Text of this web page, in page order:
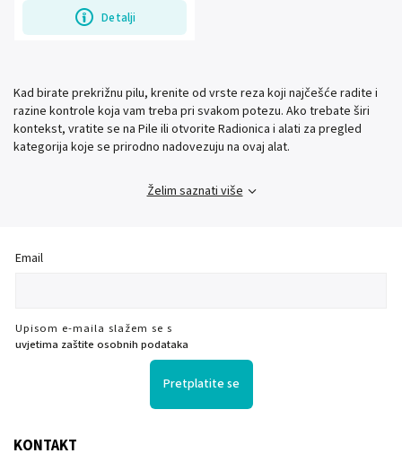
Detalji
Kad birate prekrižnu pilu, krenite od vrste reza koji najčešće radite i
razine kontrole koja vam treba pri svakom potezu. Ako trebate širi
kontekst, vratite se na Pile ili otvorite Radionica i alati za pregled
kategorija koje se prirodno nadovezuju na ovaj alat.
Želim saznati više
Email
Upisom e-maila slažem se s
uvjetima zaštite osobnih podataka
Pretplatite se
KONTAKT